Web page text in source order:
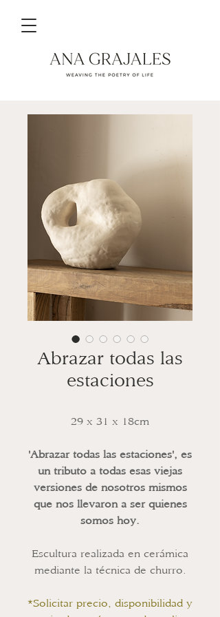
Abrazar todas las
estaciones
29 x 31 x 18cm
'Abrazar todas las estaciones', es
un tributo a todas esas viejas
versiones de nosotros mismos
que nos llevaron a ser quienes
somos hoy.
Escultura realizada en cerámica
mediante la técnica de churro.
*Solicitar precio, disponibilidad y